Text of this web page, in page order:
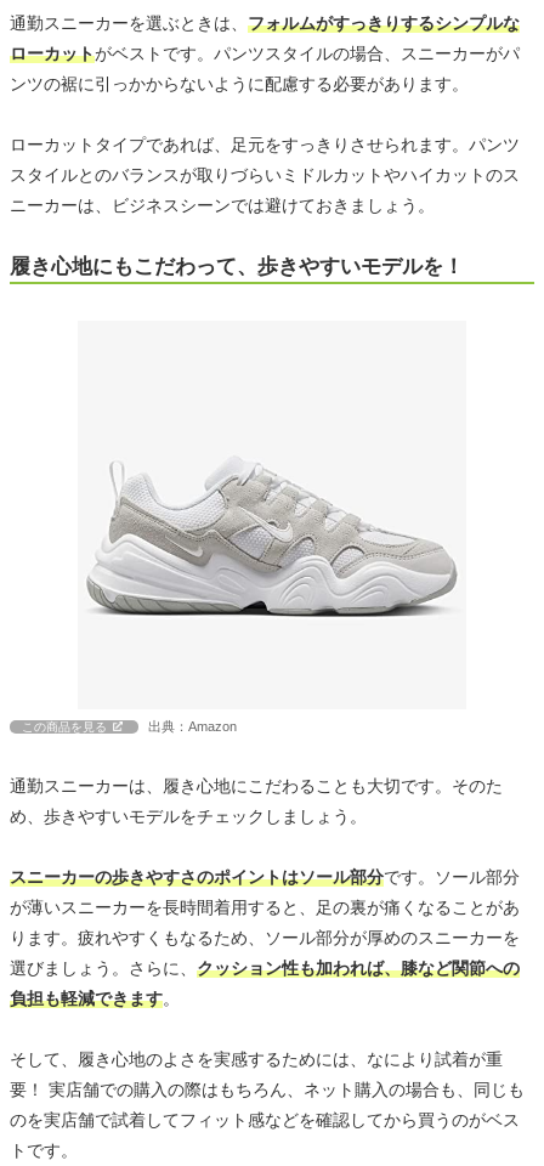
通勤スニーカーを選ぶときは、 フォルムがすっきりするシンプルな
ローカットがベストです。パンツスタイルの場合、スニーカーがパ
ンツの裾に引っかからないように配慮する必要があります。
ローカットタイプであれば、足元をすっきりさせられます。パンツ
スタイルとのバランスが取りづらいミドルカットやハイカットのス
ニーカーは、ビジネスシーンでは避けておきましょう。
履き心地にもこだわって、歩きやすいモデルを！
この商品を見る 出典：Amazon
通勤スニーカーは、履き心地にこだわることも大切です。そのた
め、歩きやすいモデルをチェックしましょう。
スニーカーの歩きやすさのポイントはソール部分です。ソール部分
が薄いスニーカーを長時間着用すると、足の裏が痛くなることがあ
ります。疲れやすくもなるため、ソール部分が厚めのスニーカーを
選びましょう。さらに、 クッション性も加われば、膝など関節への
負担も軽減できます。
そして、履き心地のよさを実感するためには、なにより試着が重
要！ 実店舗での購入の際はもちろん、ネット購入の場合も、同じも
のを実店舗で試着してフィット感などを確認してから買うのがベス
トです。